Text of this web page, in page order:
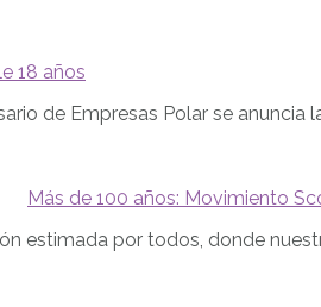
18 años
de Empresas Polar se anuncia
Más de 100 años: Movimiento
estimada por todos, donde